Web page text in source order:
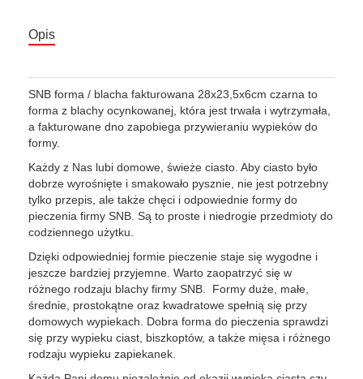
Opis
SNB forma / blacha fakturowana 28x23,5x6cm czarna to
forma z blachy ocynkowanej, która jest trwała i wytrzymała,
a fakturowane dno zapobiega przywieraniu wypieków do
formy.
Każdy z Nas lubi domowe, świeże ciasto. Aby ciasto było
dobrze wyrośnięte i smakowało pysznie, nie jest potrzebny
tylko przepis, ale także chęci i odpowiednie formy do
pieczenia firmy SNB. Są to proste i niedrogie przedmioty do
codziennego użytku.
Dzięki odpowiedniej formie pieczenie staje się wygodne i
jeszcze bardziej przyjemne. Warto zaopatrzyć się w
różnego rodzaju blachy firmy SNB. Formy duże, małe,
średnie, prostokątne oraz kwadratowe spełnią się przy
domowych wypiekach. Dobra forma do pieczenia sprawdzi
się przy wypieku ciast, biszkoptów, a także mięsa i różnego
rodzaju wypieku zapiekanek.